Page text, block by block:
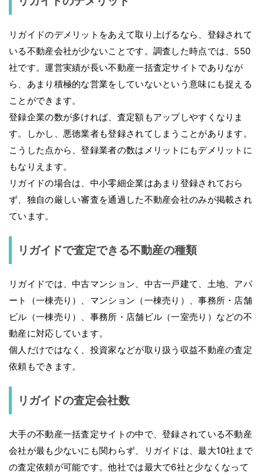
リガイドのデメリットをあえて取り上げるなら、登録されて
いる不動産会社が少ないことです。調査した時点では、550
社です。運営実績が長い不動産一括査定サイトでありなが
ら、あまり積極的な営業をしていないという意味にも捉える
ことができます。
登録企業の数が多ければ、査定額もアップしやすくなりま
す。しかし、悪徳業者も登録されてしまうことがあります。
こうした点から、登録業者の数はメリットにもデメリットに
もなりえます。
リガイドの場合は、中小零細企業はあまり登録されておら
ず、独自の厳しい審査を通過した不動産会社のみが掲載され
ています。
リガイドで査定できる不動産の種類
リガイドでは、中古マンション、中古一戸建て、土地、アパ
ート（一棟売り）、マンション（一棟売り）、事務所・店舗
ビル（一棟売り）、事務所・店舗ビル（一室売り）などの不
動産に対応しています。
個人だけではなく、投資家などが取り扱う収益不動産の査定
依頼もできます。
リガイドの査定会社数
大手の不動産一括査定サイトの中で、登録されている不動産
会社が最も少ないにも関わらず、リガイドは、最大10社まで
の査定依頼が可能です。他社では最大で6社と少なくなって